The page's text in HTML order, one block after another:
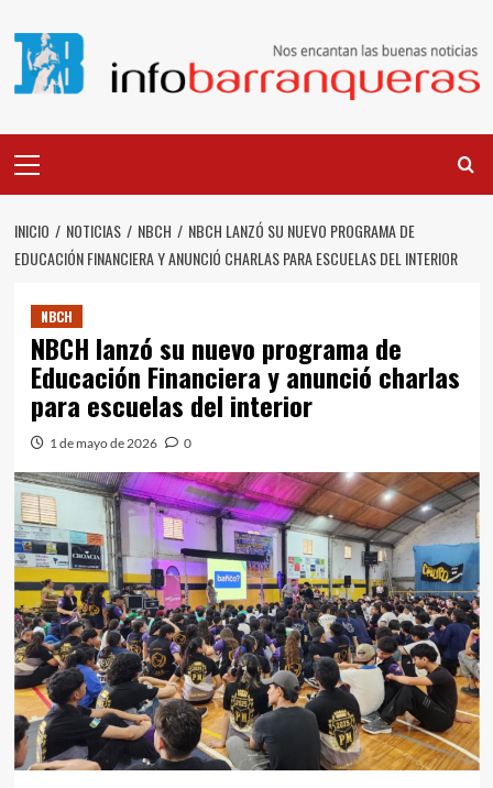
contenido
principal
INICIO NOTICIAS NBCH
NBCH LANZÓ SU NUEVO PROGRAMA DE
EDUCACIÓN FINANCIERA Y ANUNCIÓ CHARLAS PARA ESCUELAS DEL INTERIOR
NBCH
NBCH lanzó su nuevo programa de
Educación Financiera y anunció charlas
para escuelas del interior
1 de mayo de 2026 0